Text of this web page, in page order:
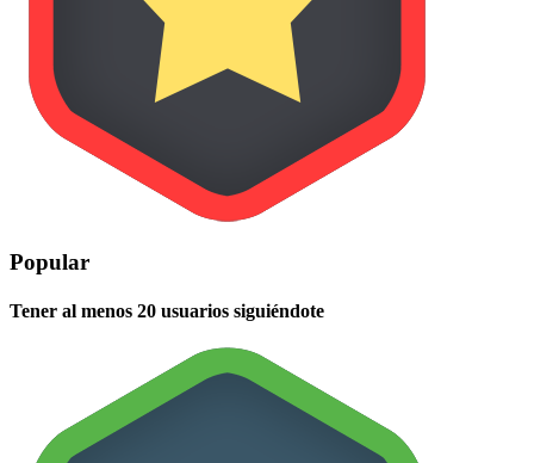
Popular
Tener al menos 20 usuarios siguiéndote